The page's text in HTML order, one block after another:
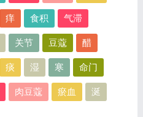
痒 食积 气滞
关节 豆蔻 醋
痰 湿 寒 命门
肉豆蔻 瘀血 涎